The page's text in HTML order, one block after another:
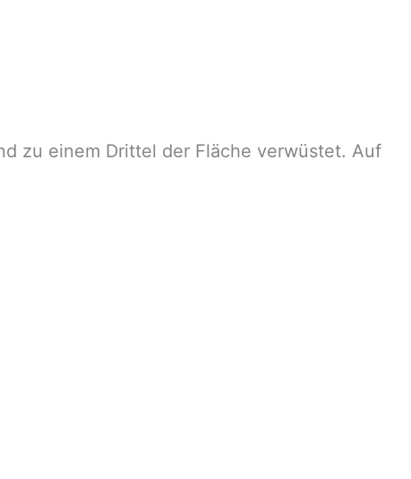
zu einem Drittel der Fläche verwüstet. Auf